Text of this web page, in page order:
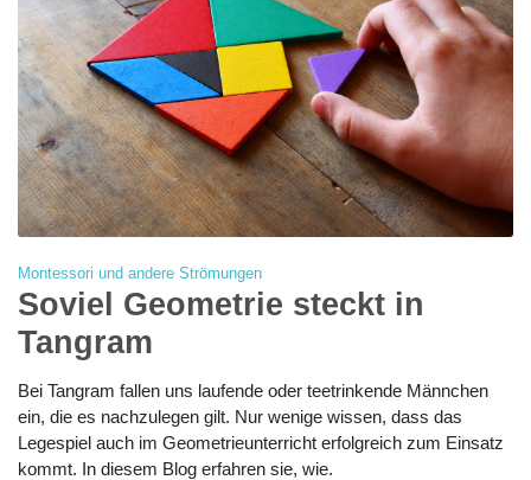
Montessori und andere Strömungen
Soviel Geometrie steckt in
Tangram
Bei Tangram fallen uns laufende oder teetrinkende Männchen
ein, die es nachzulegen gilt. Nur wenige wissen, dass das
Legespiel auch im Geometrieunterricht erfolgreich zum Einsatz
kommt. In diesem Blog erfahren sie, wie.